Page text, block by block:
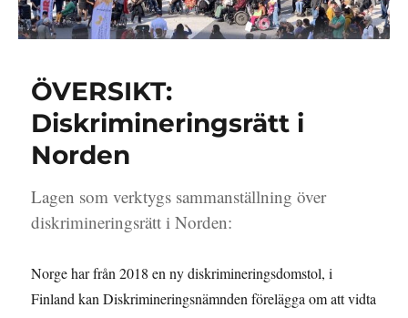
ÖVERSIKT:
Diskrimineringsrätt i
Norden
Lagen som verktygs sammanställning över
diskrimineringsrätt i Norden:
Norge har från 2018 en ny diskrimineringsdomstol, i
Finland kan Diskrimineringsnämnden förelägga om att vidta